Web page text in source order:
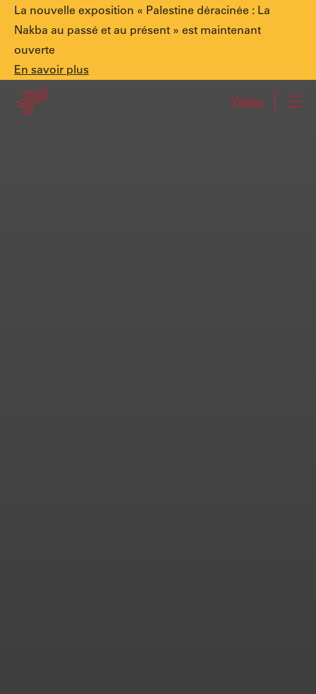
Annonce
spéciale.
La nouvelle exposition « Palestine déracinée : La
Nakba au passé et au présent » est maintenant
ouverte
En
savoir
plus
En savoir plus
Accueil Visiter